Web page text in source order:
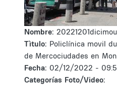
Nombre:
Tìtulo: Policlínica movil
de Mercociudades en
Fecha: 02/12/2022 -
Categorías Foto/Video: